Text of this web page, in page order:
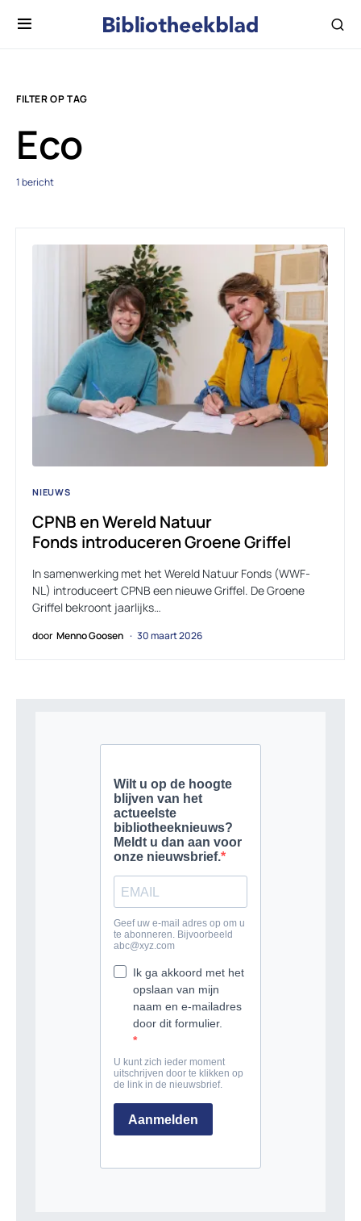
FILTER OP TAG
Eco
1 bericht
NIEUWS
CPNB en Wereld Natuur
Fonds introduceren Groene Griffel
In samenwerking met het Wereld Natuur Fonds (WWF-
NL) introduceert CPNB een nieuwe Griffel. De Groene
Griffel bekroont jaarlijks…
door Menno Goosen 30 maart 2026